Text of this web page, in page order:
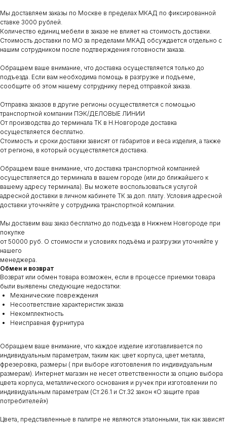
Мы доставляем заказы по Москве в пределах МКАД по фиксированной
ставке 3000 рублей.
Количество единиц мебели в заказе не влияет на стоимость доставки.
Стоимость доставки по МО за пределами МКАД обсуждается отдельно с
нашим сотрудником после подтверждения готовности заказа.
Обращаем ваше внимание, что доставка осуществляется только до
подъезда. Если вам необходима помощь в разгрузке и подъеме,
сообщите об этом нашему сотруднику перед отправкой заказа.
Отправка заказов в другие регионы осуществляется с помощью
транспортной компании ПЭК/ДЕЛОВЫЕ ЛИНИИ
От производства до терминала ТК в Н.Новгороде доставка
осуществляется бесплатно.
Стоимость и сроки доставки зависят от габаритов и веса изделия, а также
от региона, в который осуществляется доставка.
Обращаем ваше внимание, что доставка транспортной компанией
осуществляется до терминала в вашем городе (или до ближайшего к
вашему адресу терминала). Вы можете воспользоваться услугой
адресной доставки в личном кабинете ТК за доп. плату. Условия адресной
доставки уточняйте у сотрудника транспортной компании.
Мы доставим ваш заказ бесплатно до подъезда в Нижнем Новгороде при
покупке
от 50000 руб. О стоимости и условиях подъёма и разгрузки уточняйте у
нашего
менеджера.
Обмен и возврат
Возврат или обмен товара возможен, если в процессе приемки товара
были выявлены следующие недостатки:
Механические повреждения
Несоответствие характеристик заказа
Некомплектность
Неисправная фурнитура
Обращаем ваше внимание, что каждое изделие изготавливается по
индивидуальным параметрам, таким как: цвет корпуса, цвет металла,
фрезеровка, размеры ( при выборе изготовления по индивидуальным
размерам). Интернет магазин не несет ответственности за опцию выбора
цвета корпуса, металлического основания и ручек при изготовлении по
индивидуальным параметрам (Ст.26.1 и Ст.32 закон «О защите прав
потребителей»)
Цвета, представленные в палитре не являются эталонными, так как зависят